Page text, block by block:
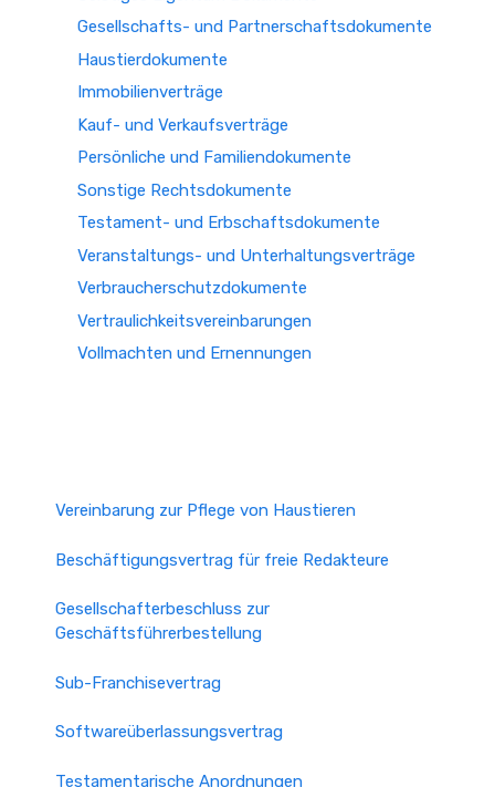
Gesellschafts- und Partnerschaftsdokumente
Haustierdokumente
Immobilienverträge
Kauf- und Verkaufsverträge
Persönliche und Familiendokumente
Sonstige Rechtsdokumente
Testament- und Erbschaftsdokumente
Veranstaltungs- und Unterhaltungsverträge
Verbraucherschutzdokumente
Vertraulichkeitsvereinbarungen
Vollmachten und Ernennungen
Vereinbarung zur Pflege von Haustieren
Beschäftigungsvertrag für freie Redakteure
Gesellschafterbeschluss zur
Geschäftsführerbestellung
Sub-Franchisevertrag
Softwareüberlassungsvertrag
Testamentarische Anordnungen